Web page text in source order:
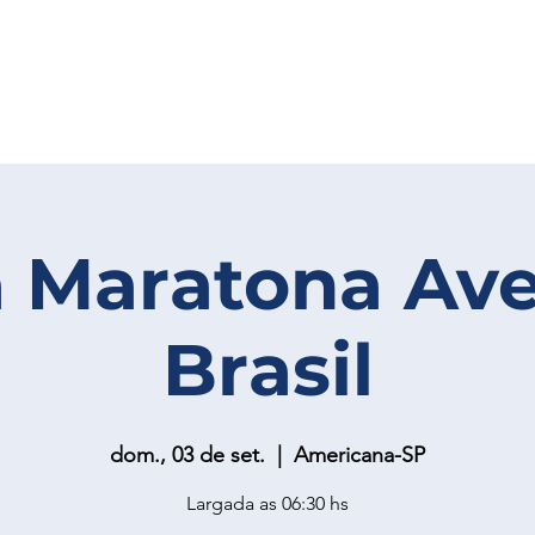
Maratona
Brasil
dom., 03 de set. Americana-SP
Largada as 06:30 hs